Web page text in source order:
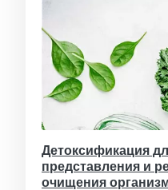
Детоксификация
представления и
очищения